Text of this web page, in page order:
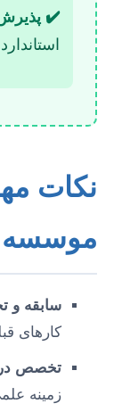
✔️ پذیرش
نکات
موسسه
سابقه و
کارهای
تخصص
زمینه